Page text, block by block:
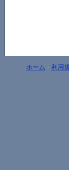
ホーム - 利用